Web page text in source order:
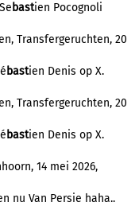
bastien Pocognoli
Transfergeruchten, 20
bastien Denis op X.
Transfergeruchten, 20
bastien Denis op X.
14 mei 2026,
nu Van Persie haha..